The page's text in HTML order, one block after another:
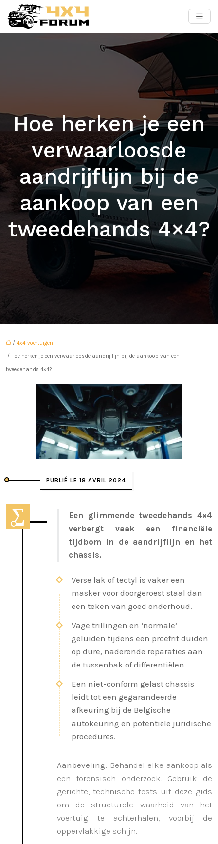
Hoe herken je een
verwaarloosde
aandrijflijn bij de
aankoop van een
tweedehands 4×4?
/ 4x4-voertuigen
/ Hoe herken je een verwaarloosde aandrijflijn bij de aankoop van een
tweedehands 4×4?
PUBLIÉ LE 18 AVRIL 2024
Een glimmende tweedehands 4×4
verbergt vaak een financiële
tijdbom in de aandrijflijn en het
chassis.
Verse lak of tectyl is vaker een
masker voor doorgeroest staal dan
een teken van goed onderhoud.
Vage trillingen en ‘normale’
geluiden tijdens een proefrit duiden
op dure, naderende reparaties aan
de tussenbak of differentiëlen.
Een niet-conform gelast chassis
leidt tot een gegarandeerde
afkeuring bij de Belgische
autokeuring en potentiële juridische
procedures.
Aanbeveling: Behandel elke aankoop als
een forensisch onderzoek. Gebruik de
gerichte, technische tests uit deze gids
om de structurele waarheid van het
voertuig te achterhalen, voorbij de
oppervlakkige schijn.